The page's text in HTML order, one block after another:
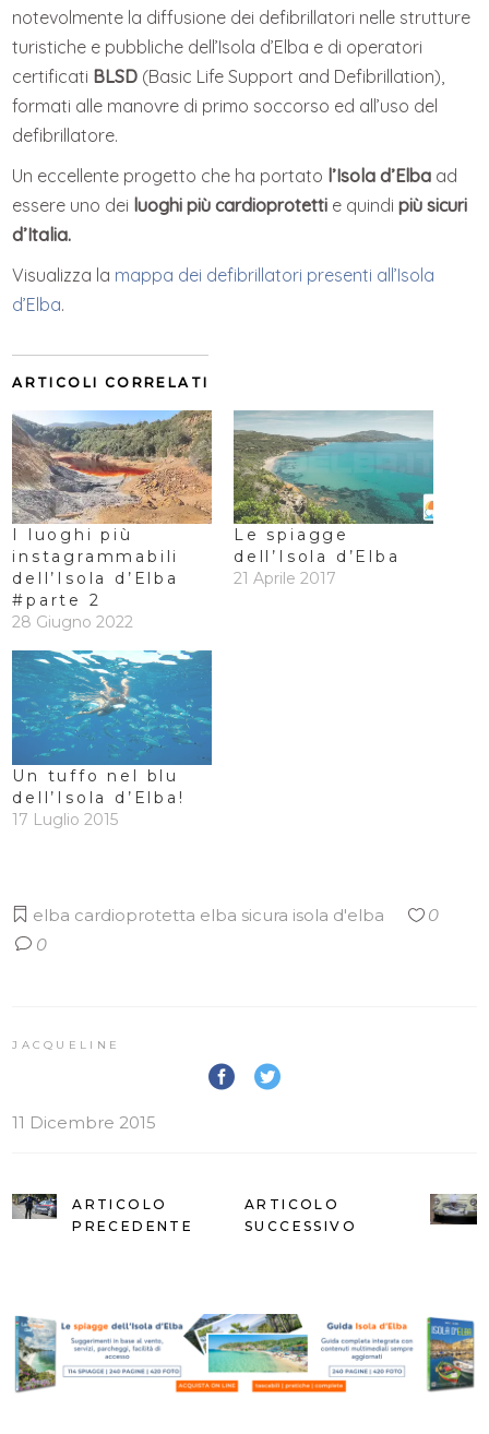
notevolmente la diffusione dei defibrillatori nelle strutture
turistiche e pubbliche dell’Isola d’Elba e di operatori
certificati BLSD (Basic Life Support and Defibrillation),
formati alle manovre di primo soccorso ed all’uso del
defibrillatore.
Un eccellente progetto che ha portato l’Isola d’Elba ad
essere uno dei luoghi più cardioprotetti e quindipiù sicuri
d’Italia.
Visualizza la mappa dei defibrillatori presenti all’Isola
d’Elba.
ARTICOLI CORRELATI
I luoghi più
instagrammabili
dell’Isola d’Elba
#parte 2
28 Giugno 2022
Le spiagge
dell’Isola d’Elba
21 Aprile 2017
Un tuffo nel blu
dell’Isola d’Elba!
17 Luglio 2015
elba cardioprotetta elba sicura isola d'elba
0
0
JACQUELINE
11 Dicembre 2015
ARTICOLO
PRECEDENTE
ARTICOLO
SUCCESSIVO